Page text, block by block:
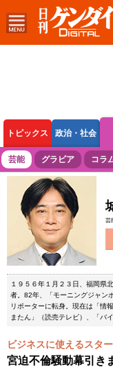
トピックス 政治・社会
ボートレース 競輪
芸能 グラビア コラ
芸
１９５６年１月２３日、福岡県
者。82年、「モーニングジャン
リポーターに転身。現在は「
またん」（読売テレビ）、「バ
ビジネスに使えるスタ
宮迫不倫騒動幕引き